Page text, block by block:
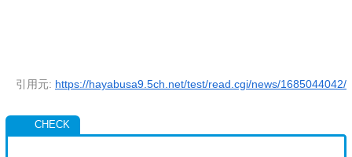
引用元: https://hayabusa9.5ch.net/test/read.cgi/news/1685044042/